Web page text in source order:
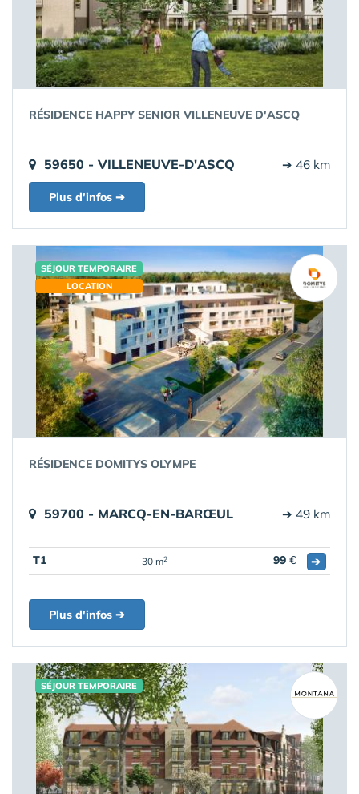
RÉSIDENCE HAPPY SENIOR VILLENEUVE D'ASCQ
59650 - VILLENEUVE-D'ASCQ ➔ 46 km
Plus d'infos ➔
SÉJOUR TEMPORAIRE
LOCATION
RÉSIDENCE DOMITYS OLYMPE
59700 - MARCQ-EN-BARŒUL ➔ 49 km
T1 30 m2 99 € ➔
Plus d'infos ➔
SÉJOUR TEMPORAIRE